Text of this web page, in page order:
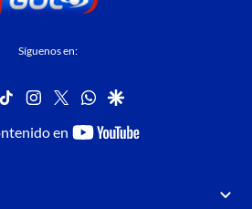
Síguenos en:
tiktok instagram
twitterwhatsapp
google
en
youtube-